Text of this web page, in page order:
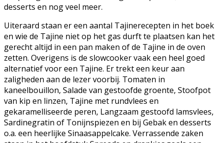
desserts en nog veel meer.
Uiteraard staan er een aantal Tajinerecepten in het boek
en wie de Tajine niet op het gas durft te plaatsen kan het
gerecht altijd in een pan maken of de Tajine in de oven
zetten. Overigens is de slowcooker vaak een heel goed
alternatief voor een Tajine. Er trekt een keur aan
zaligheden aan de lezer voorbij. Tomaten in
kaneelbouillon, Salade van gestoofde groente, Stoofpot
van kip en linzen, Tajine met rundvlees en
gekaramelliseerde peren, Langzaam gestoofd lamsvlees,
Sardinegratin of Tonijnspiezen en bij Gebak en desserts
o.a. een heerlijke Sinaasappelcake. Verrassende zaken